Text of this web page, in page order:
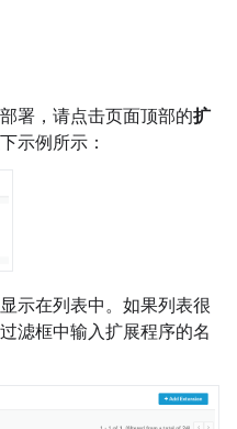
署，请点击页面顶部的扩
示例所示：
示在列表中。如果列表很
滤框中输入扩展程序的名